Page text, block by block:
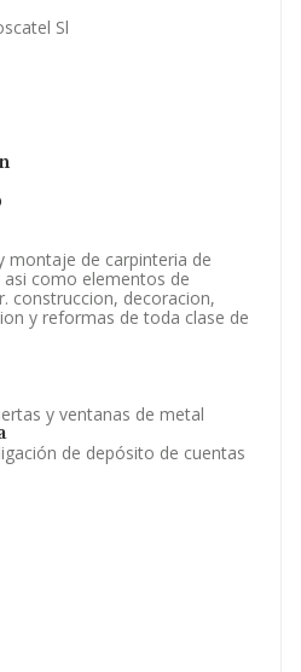
Sl
montaje de carpinteria de
como elementos de
construccion, decoracion,
y reformas de toda clase de
y ventanas de metal
de depósito de cuentas